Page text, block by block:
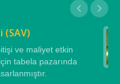
(SAV)
ve maliyet etkin
tabela pazarında